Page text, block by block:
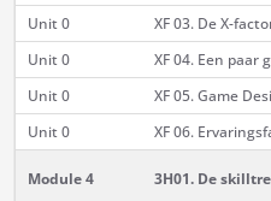
Unit 0
XF 03. De X-
Unit 0
XF 04. Een paar
Unit 0
XF 05. Game
Unit 0
XF 06.
Module 4 3H01. De